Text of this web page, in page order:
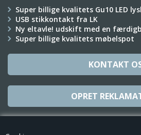
Super billige kvalitets Gu10 LED
USB stikkontakt fra LK
Ny eltavle! udskift med en
Super billige kvalitets møbelspot
KONTAKT
OPRET